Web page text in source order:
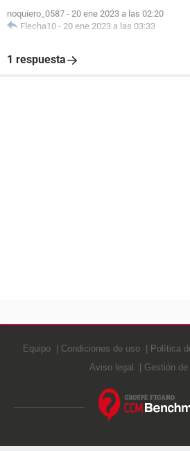
noquiero_0587 - 20 ene 2023 a las 02:20
Flecha10 - 20 ene 2023 a las 03:33
1 respuesta
Equipo Condiciones de uso Política
Aviso legal
Gestión